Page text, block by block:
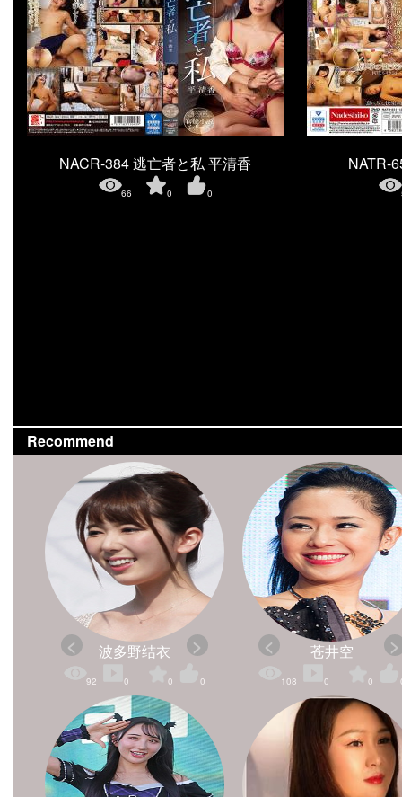
NACR-384 逃亡者と私 平清香
66 0 0
NATR-
Recommend
波多野结衣
92 0 0 0
苍井空
108 0 0